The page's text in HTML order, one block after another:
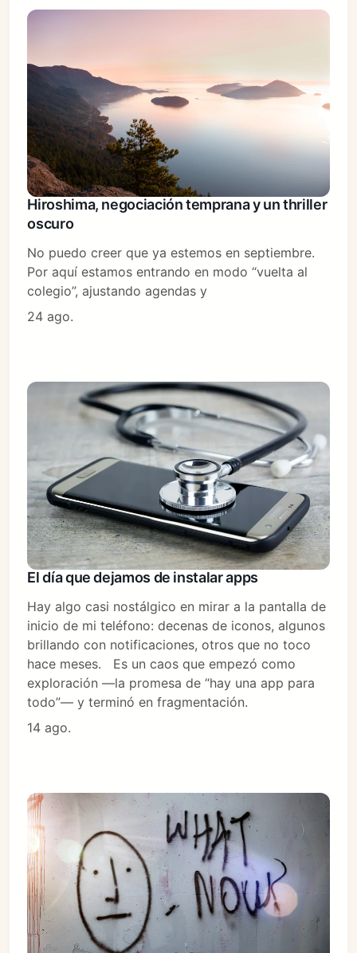
Hiroshima, negociación temprana y un thriller
oscuro
No puedo creer que ya estemos en septiembre.
Por aquí estamos entrando en modo “vuelta al
colegio”, ajustando agendas y
24 ago.
El día que dejamos de instalar apps
Hay algo casi nostálgico en mirar a la pantalla de
inicio de mi teléfono: decenas de iconos, algunos
brillando con notificaciones, otros que no toco
hace meses. Es un caos que empezó como
exploración —la promesa de “hay una app para
todo”— y terminó en fragmentación.
14 ago.